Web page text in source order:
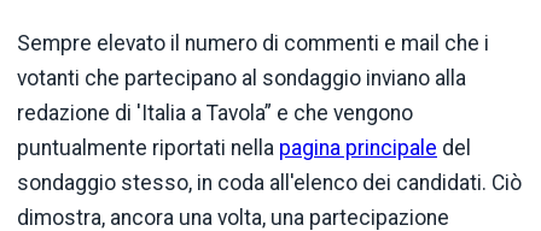
Sempre elevato il numero di commenti e mail che i
votanti che partecipano al sondaggio inviano alla
redazione di 'Italia a Tavola” e che vengono
puntualmente riportati nella pagina principale del
sondaggio stesso, in coda all'elenco dei candidati. Ciò
dimostra, ancora una volta, una partecipazione